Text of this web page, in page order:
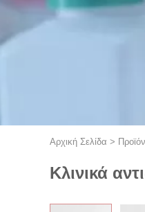
Αρχική Σελίδα >
Κλινικά